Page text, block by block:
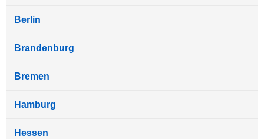
Berlin
Brandenburg
Bremen
Hamburg
Hessen